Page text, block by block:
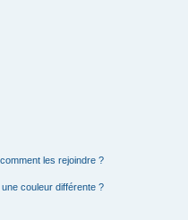
les rejoindre ?
couleur différente ?